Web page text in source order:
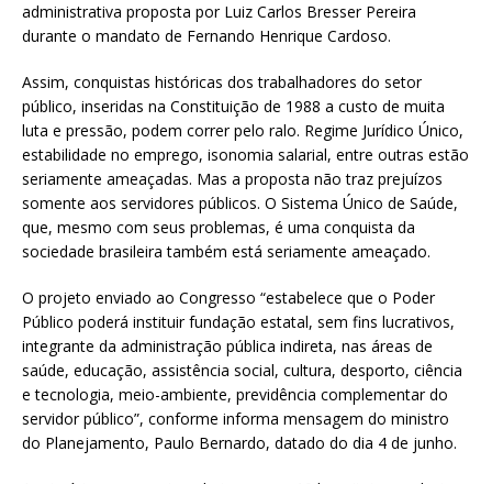
administrativa proposta por Luiz Carlos Bresser Pereira
durante o mandato de Fernando Henrique Cardoso.
Assim, conquistas históricas dos trabalhadores do setor
público, inseridas na Constituição de 1988 a custo de muita
luta e pressão, podem correr pelo ralo. Regime Jurídico Único,
estabilidade no emprego, isonomia salarial, entre outras estão
seriamente ameaçadas. Mas a proposta não traz prejuízos
somente aos servidores públicos. O Sistema Único de Saúde,
que, mesmo com seus problemas, é uma conquista da
sociedade brasileira também está seriamente ameaçado.
O projeto enviado ao Congresso “estabelece que o Poder
Público poderá instituir fundação estatal, sem fins lucrativos,
integrante da administração pública indireta, nas áreas de
saúde, educação, assistência social, cultura, desporto, ciência
e tecnologia, meio-ambiente, previdência complementar do
servidor público”, conforme informa mensagem do ministro
do Planejamento, Paulo Bernardo, datado do dia 4 de junho.